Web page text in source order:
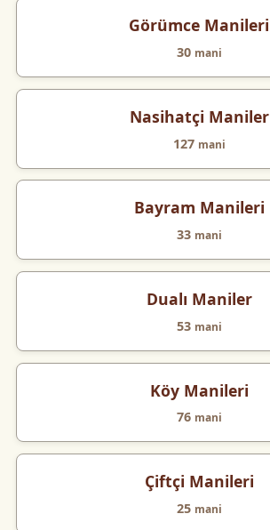
Görümce Manileri
30 mani
Nasihatçi Maniler
127 mani
Bayram Manileri
33 mani
Dualı Maniler
53 mani
Köy Manileri
76 mani
Çiftçi Manileri
25 mani